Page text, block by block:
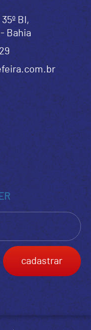
BI,
Bahia